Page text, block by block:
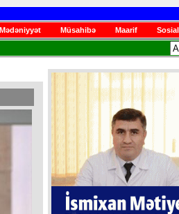
Mədəniyyət Müsahibə Maarif